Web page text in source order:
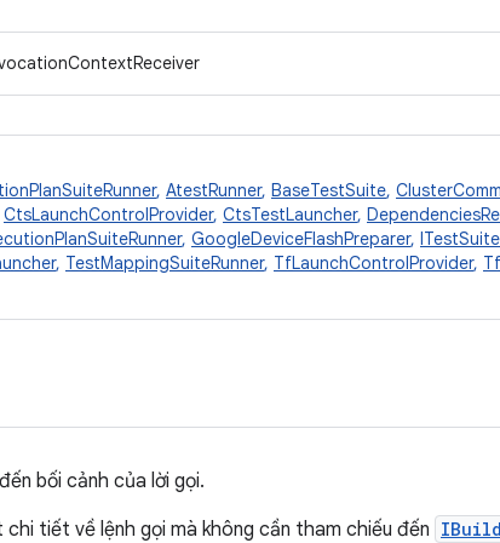
, AtestRunner, BaseTestSuite,
CtsLaunchControlProvider, CtsTestLauncher,
, GoogleDeviceFlashPreparer, ITestSuite
, TestMappingSuiteRunner, TfLaunchControlProvider,
bối cảnh của lời gọi.
chi tiết về lệnh gọi mà không cần tham chiếu đến